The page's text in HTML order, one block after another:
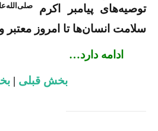
توصیه‌های پیامبر اکرم
سلامت انسان‌ها تا امروز
ادامه دارد…
بخش قبلی |‌